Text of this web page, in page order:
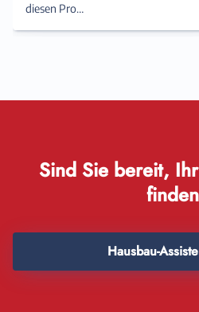
diesen Pro…
Sind Sie bereit,
Hausbau-